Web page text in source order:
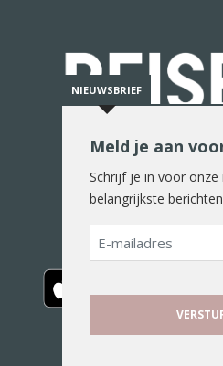
De reiswereld in
NIEUWSBRIEF
Meld je aan
Schrijf je in voor
belangrijkste
E-
mailadres